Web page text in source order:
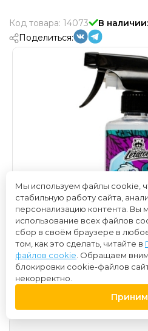
Код товара: 14073
В
Поделиться:
Мы используем файлы cookie,
стабильную работу сайта,
персонализацию контента. Вы
использование всех файлов
сбор в своём браузере в
том, как это сделать, читайте в
файлов cookie . Обращаем
блокировки cookie-файлов
некорректно.